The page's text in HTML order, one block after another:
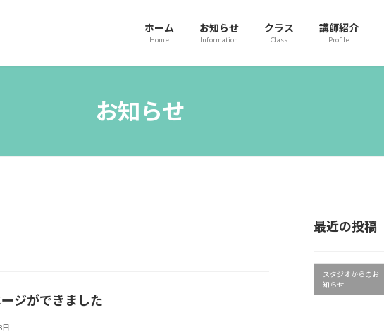
ホーム
Home
お知らせ
Information
クラス
Class
講師紹介
Profile
お知らせ
ジができました
日
最近の投稿
スタジオからのお
知らせ